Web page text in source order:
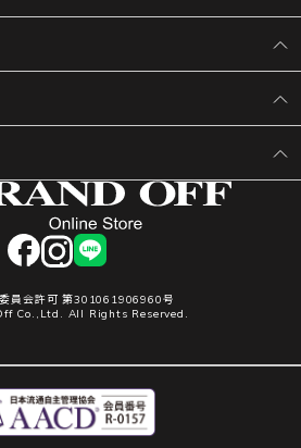
facebookinstagram
LINE
員会許可 第301061906960号
Co.,Ltd. All Rights Reserved.